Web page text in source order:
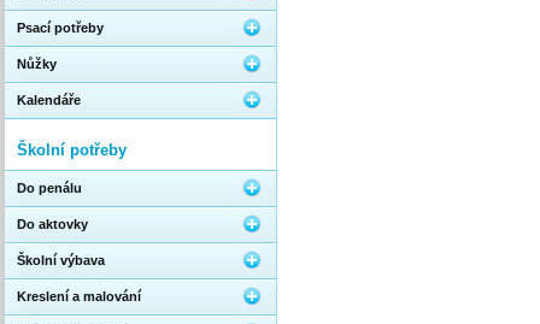
Psací potřeby
Nůžky
Kalendáře
Školní potřeby
Do penálu
Do aktovky
Školní výbava
Kreslení a malování